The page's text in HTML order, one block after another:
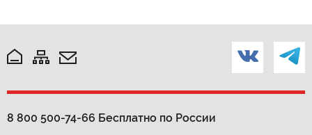
8 800 500-74-66 Бесплатно по России